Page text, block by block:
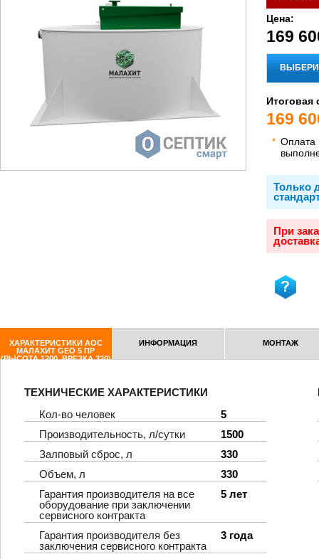
Цена:
169
Итоговая
169
* Оплата
Только
При
ХАРАКТЕРИСТИКИ АОС
МАЛАХИТ GEO 5 ПР
(ВЫСОТА 1200, ВРЕЗКА 320)
ИНФОРМАЦИЯ МОНТАЖ
ТЕХНИЧЕСКИЕ ХАРАКТЕРИСТИКИ
Кол-во человек
5
Производительность, л/сутки
1500
Залповый сброс, л
330
Объем, л
330
Гарантия производителя на все
оборудование при заключении
сервисного контракта
5 лет
Гарантия производителя без
заключения сервисного контракта
3 года